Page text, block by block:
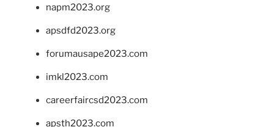
napm2023.org
apsdfd2023.org
forumausape2023.com
imkl2023.com
careerfaircsd2023.com
apsth2023.com